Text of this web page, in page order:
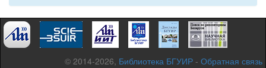
© 2014-2026, Библиотека БГУИР - Обратная связь